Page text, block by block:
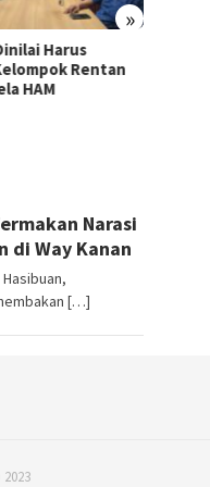
»
Pelantikan KBPP Polri
Momentum Penguatan
Sinergi Nasional
Narasi
di Way Kanan
[…]